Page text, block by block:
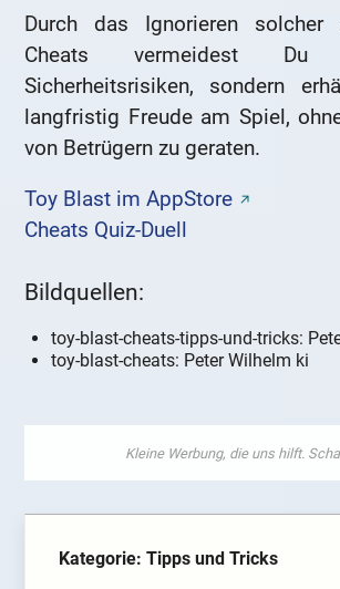
Durch das Ignorieren solcher
Cheats vermeidest
Sicherheitsrisiken, sondern
langfristig Freude am Spiel,
von Betrügern zu geraten.
Toy Blast im AppStore
Cheats Quiz-Duell
Bildquellen:
toy-blast-cheats-tipps-und-tricks:
toy-blast-cheats: Peter Wilhelm ki
Kategorie: Tipps und Tricks